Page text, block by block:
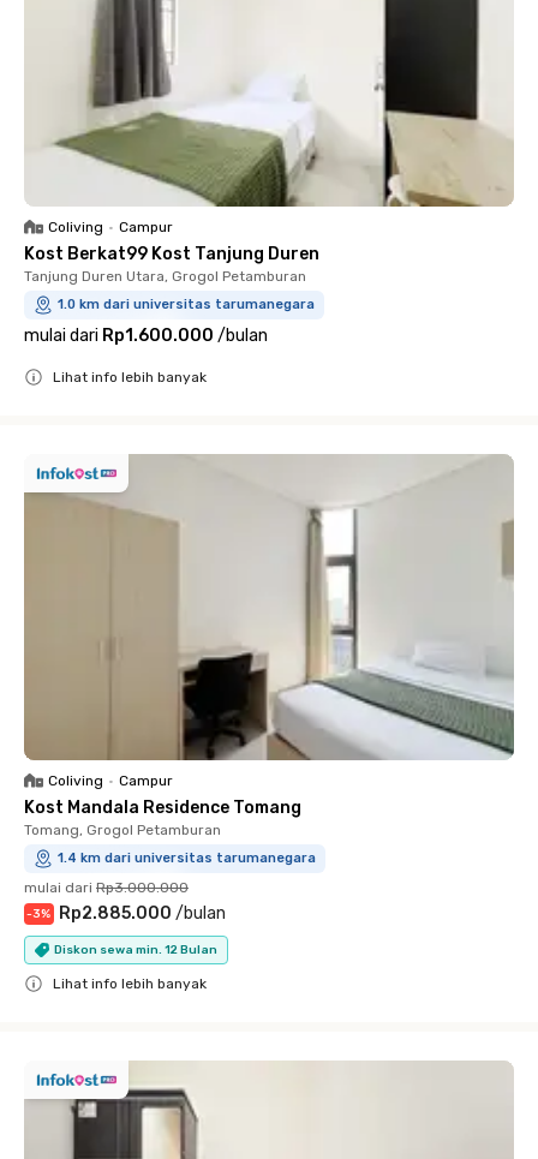
Coliving • Campur
Kost Berkat99 Kost Tanjung Duren
Tanjung Duren Utara, Grogol Petamburan
1.0 km dari universitas tarumanegara
mulai dari Rp1.600.000 /bulan
Lihat info lebih banyak
Coliving • Campur
Kost Mandala Residence Tomang
Tomang, Grogol Petamburan
1.4 km dari universitas tarumanegara
mulai dari Rp3.000.000
-3% Rp2.885.000 /bulan
Diskon sewa min. 12 Bulan
Lihat info lebih banyak